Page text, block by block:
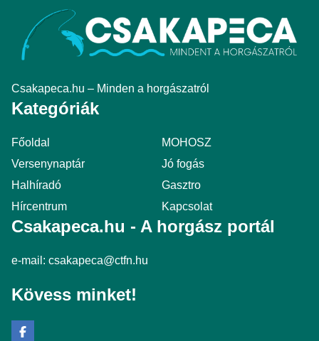
Csakapeca.hu – Minden a horgászatról
Kategóriák
Főoldal
MOHOSZ
Versenynaptár
Jó fogás
Halhíradó
Gasztro
Hírcentrum
Kapcsolat
Csakapeca.hu - A horgász portál
e-mail: csakapeca@ctfn.hu
Kövess minket!